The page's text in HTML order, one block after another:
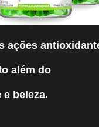
ações
além do
beleza.